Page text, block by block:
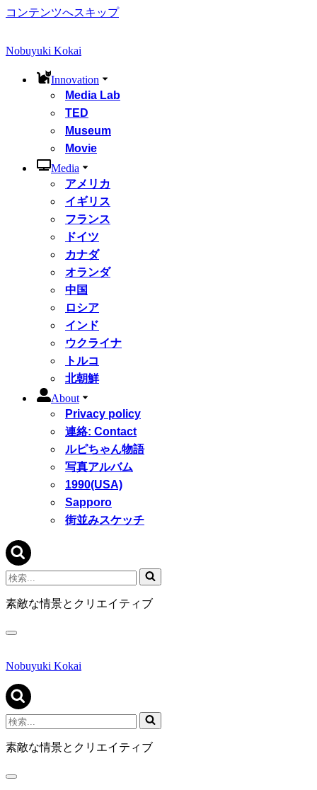
コンテンツへスキップ
Nobuyuki Kokai
Innovation
Media Lab
TED
Museum
Movie
Media
アメリカ
イギリス
フランス
ドイツ
カナダ
オランダ
中国
ロシア
インド
ウクライナ
トルコ
北朝鮮
About
Privacy policy
連絡: Contact
ルピちゃん物語
写真アルバム
1990(USA)
Sapporo
街並みスケッチ
検
索...
素敵な情景とクリエイティブ
ナ
ゲ
シ
ョ
ン
メ
ニ
ュ
Nobuyuki Kokai
検
索...
素敵な情景とクリエイティブ
ナ